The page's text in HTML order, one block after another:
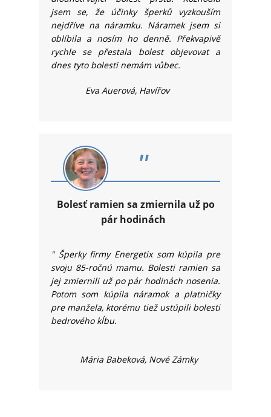
jsem se, že účinky šperků vyzkouším
nejdříve na náramku. Náramek jsem si
oblíbila a nosím ho denně. Překvapivě
rychle se přestala bolest objevovat a
dnes tyto bolesti nemám vůbec.
Eva Auerová, Havířov
"
Bolesť ramien sa zmiernila už po
pár hodinách
" Šperky firmy Energetix som kúpila pre
svoju 85-ročnú mamu. Bolesti ramien sa
jej zmiernili už po pár hodinách nosenia.
Potom som kúpila náramok a platničky
pre manžela, ktorému tiež ustúpili bolesti
bedrového kĺbu.
Mária Babeková, Nové Zámky